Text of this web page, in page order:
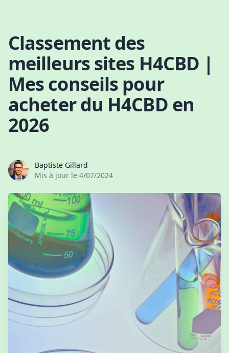
Classement des
meilleurs sites H4CBD |
Mes conseils pour
acheter du H4CBD en
2026
Baptiste Gillard
Mis à jour le 4/07/2024